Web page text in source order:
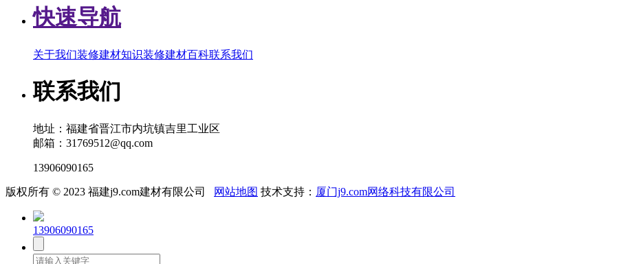
快速导航
关于我们装修建材知识装修建材百科联系我们
联系我们
地址：福建省晋江市内坑镇吉里工业区
邮箱：31769512@qq.com
13906090165
版权所有 © 2023 福建j9.com建材有限公司 网站地图 技术支持： 厦门j9.com网络科技有限公司
13906090165